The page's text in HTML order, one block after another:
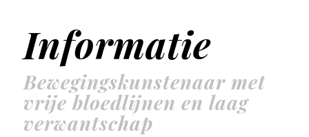
Informatie
Bewegingskunstenaar met
vrije bloedlijnen en laag
verwantschap